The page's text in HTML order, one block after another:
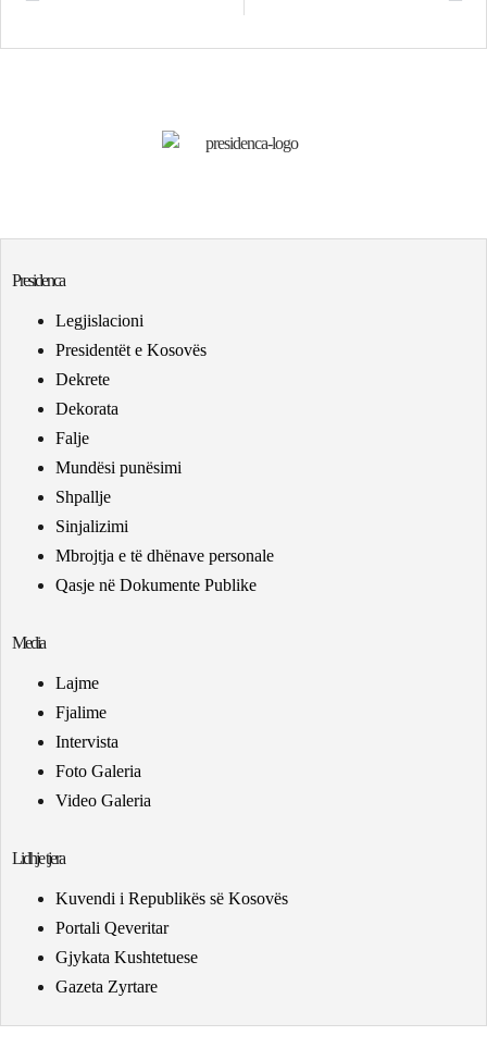
Presidenca
Legjislacioni
Presidentët e Kosovës
Dekrete
Dekorata
Falje
Mundësi punësimi
Shpallje
Sinjalizimi
Mbrojtja e të dhënave personale
Qasje në Dokumente Publike
Media
Lajme
Fjalime
Intervista
Foto Galeria
Video Galeria
Lidhje tjera
Kuvendi i Republikës së Kosovës
Portali Qeveritar
Gjykata Kushtetuese
Gazeta Zyrtare